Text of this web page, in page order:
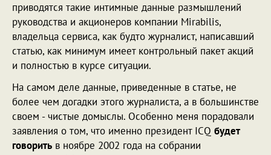
приводятся такие интимные данные размышлений
руководства и акционеров компании Mirabilis,
владельца сервиса, как будто журналист, написавший
статью, как минимум имеет контрольный пакет акций
и полностью в курсе ситуации.
На самом деле данные, приведенные в статье, не
более чем догадки этого журналиста, а в большинстве
своем - чистые домыслы. Особенно меня порадовали
заявления о том, что именно президент ICQ будет
говорить в ноябре 2002 года на собрании